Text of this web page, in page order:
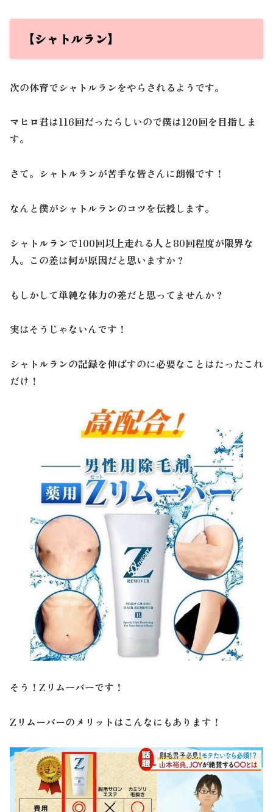
【シャトルラン】
次の体育でシャトルランをやらされるようです。
マヒロ君は116回だったらしいので僕は120回を目指しま
す。
さて。シャトルランが苦手な皆さんに朗報です！
なんと僕がシャトルランのコツを伝授します。
シャトルランで100回以上走れる人と80回程度が限界な
人。この差は何が原因だと思いますか？
もしかして単純な体力の差だと思ってませんか？
実はそうじゃないんです！
シャトルランの記録を伸ばすのに必要なことはたったこれ
だけ！
そう！Zリムーバーです！
Zリムーバーのメリットはこんなにもあります！